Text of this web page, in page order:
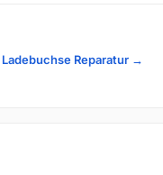
Ladebuchse Reparatur →